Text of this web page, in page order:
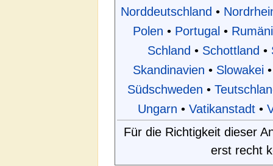
Norddeutschland •
Polen • Portugal •
Schland • Schottland •
Skandinavien • Slowakei •
Südschweden •
Ungarn • Vatikanstadt •
Für die Richtigkeit dieser
erst recht